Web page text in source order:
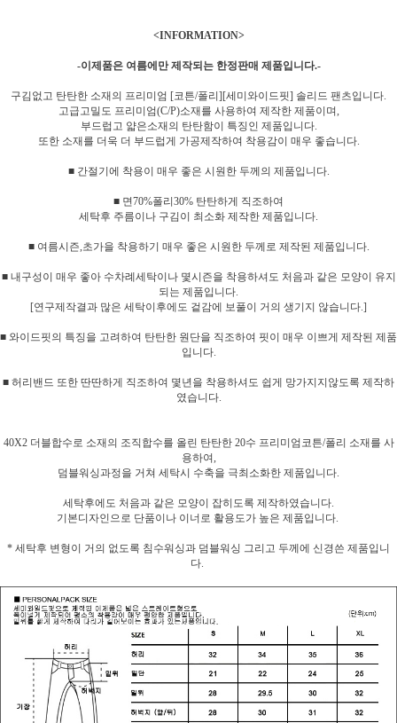
<INFORMATION>
-이제품은 여름에만 제작되는 한정판매 제품입니다.-
구김없고 탄탄한 소재의 프리미엄 [코튼/폴리][세미와이드핏] 솔리드 팬츠입니다.
고급고밀도 프리미엄(C/P)소재를 사용하여 제작한 제품이며,
부드럽고 얇은소재의 탄탄함이 특징인 제품입니다.
또한 소재를 더욱 더 부드럽게 가공제작하여 착용감이 매우 좋습니다.
■ 간절기에 착용이 매우 좋은 시원한 두께의 제품입니다.
■ 면70%폴리30% 탄탄하게 직조하여
세탁후 주름이나 구김이 최소화 제작한 제품입니다.
■ 여름시즌,초가을 착용하기 매우 좋은 시원한 두께로 제작된 제품입니다.
■ 내구성이 매우 좋아 수차례세탁이나 몇시즌을 착용하셔도 처음과 같은 모양이 유지
되는 제품입니다.
[연구제작결과 많은 세탁이후에도 겉감에 보풀이 거의 생기지 않습니다.]
■ 와이드핏의 특징을 고려하여 탄탄한 원단을 직조하여 핏이 매우 이쁘게 제작된 제품
입니다.
■ 허리밴드 또한 딴딴하게 직조하여 몇년을 착용하셔도 쉽게 망가지지않도록 제작하
였습니다.
40X2 더블합수로 소재의 조직합수를 올린 탄탄한 20수 프리미엄코튼/폴리 소재를 사
용하여,
덤블워싱과정을 거쳐 세탁시 수축을 극최소화한 제품입니다.
세탁후에도 처음과 같은 모양이 잡히도록 제작하였습니다.
기본디자인으로 단품이나 이너로 활용도가 높은 제품입니다.
* 세탁후 변형이 거의 없도록 침수워싱과 덤블워싱 그리고 두께에 신경쓴 제품입니
다.